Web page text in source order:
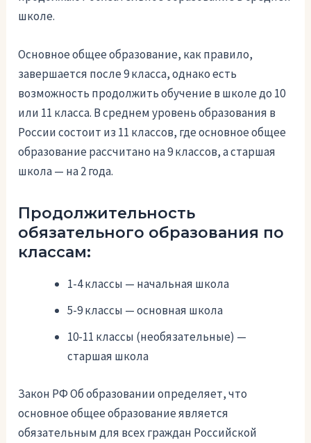
школе.
Основное общее образование, как правило,
завершается после 9 класса, однако есть
возможность продолжить обучение в школе до 10
или 11 класса. В среднем уровень образования в
России состоит из 11 классов, где основное общее
образование рассчитано на 9 классов, а старшая
школа — на 2 года.
Продолжительность
обязательного образования по
классам:
1-4 классы — начальная школа
5-9 классы — основная школа
10-11 классы (необязательные) —
старшая школа
Закон РФ Об образовании определяет, что
основное общее образование является
обязательным для всех граждан Российской